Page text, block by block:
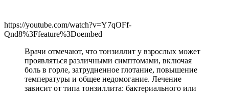
https://youtube.com/watch?v=Y7qOFf-
Qnd8%3Ffeature%3Doembed
Врачи отмечают, что тонзиллит у взрослых может
проявляться различными симптомами, включая
боль в горле, затрудненное глотание, повышение
температуры и общее недомогание. Лечение
зависит от типа тонзиллита: бактериального или